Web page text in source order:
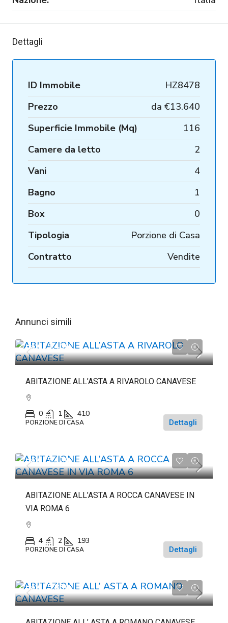
Dettagli
ID Immobile
HZ8478
Prezzo
da €13.640
Superficie Immobile (Mq)
116
Camere da letto
2
Vani
4
Bagno
1
Box
0
Tipologia
Porzione di Casa
Contratto
Vendite
Annunci simili
da€73.406
ABITAZIONE ALL’ASTA A RIVAROLO CANAVESE
0 1 410
PORZIONE DI CASA Dettagli
da€27.120
ABITAZIONE ALL’ASTA A ROCCA CANAVESE IN
VIA ROMA 6
4 2 193
PORZIONE DI CASA Dettagli
da€15.850